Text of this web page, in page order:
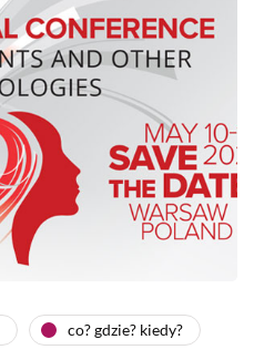
co? gdzie? kiedy?